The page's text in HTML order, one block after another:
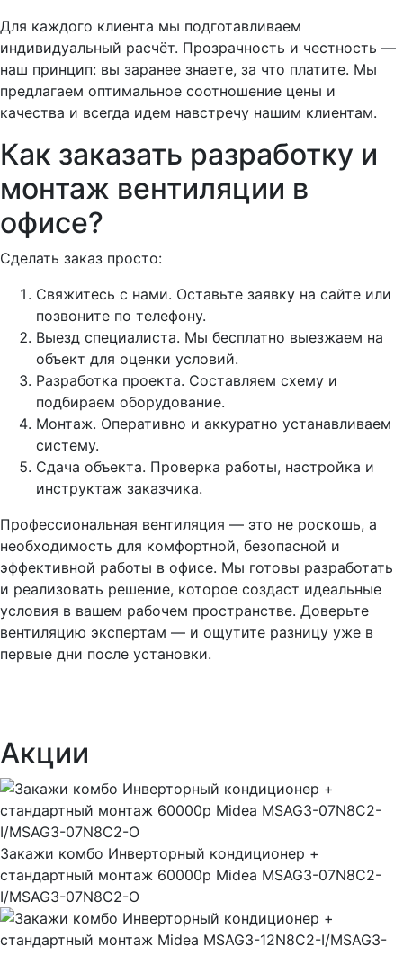
Для каждого клиента мы подготавливаем
индивидуальный расчёт. Прозрачность и честность —
наш принцип: вы заранее знаете, за что платите. Мы
предлагаем оптимальное соотношение цены и
качества и всегда идем навстречу нашим клиентам.
Как заказать разработку и
монтаж вентиляции в
офисе?
Сделать заказ просто:
Свяжитесь с нами. Оставьте заявку на сайте или
позвоните по телефону.
Выезд специалиста. Мы бесплатно выезжаем на
объект для оценки условий.
Разработка проекта. Составляем схему и
подбираем оборудование.
Монтаж. Оперативно и аккуратно устанавливаем
систему.
Сдача объекта. Проверка работы, настройка и
инструктаж заказчика.
Профессиональная вентиляция — это не роскошь, а
необходимость для комфортной, безопасной и
эффективной работы в офисе. Мы готовы разработать
и реализовать решение, которое создаст идеальные
условия в вашем рабочем пространстве. Доверьте
вентиляцию экспертам — и ощутите разницу уже в
первые дни после установки.
Акции
Закажи комбо Инверторный кондиционер +
стандартный монтаж 60000р Midea MSAG3-07N8C2-
I/MSAG3-07N8C2-O